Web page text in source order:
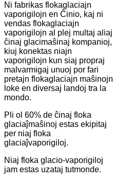
Ni fabrikas flokaglaciajn
vaporigilojn en Ĉinio, kaj ni
vendas flokaglaciajn
vaporigilojn al plej multaj aliaj
ĉinaj glacimaŝinaj kompanioj,
kiuj konektas niajn
vaporigilojn kun siaj propraj
malvarmigaj unuoj por fari
pretajn flokaglaciajn maŝinojn
loke en diversaj landoj tra la
mondo.
Pli ol 60% de ĉinaj floka
glaciaĵmaŝinoj estas ekipitaj
per niaj floka
glaciaĵvaporigiloj.
Niaj floka glacio-vaporigiloj
jam estas uzataj tutmonde.